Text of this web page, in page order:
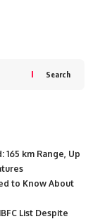
Search
165 km Range, Up
to Know About
List Despite